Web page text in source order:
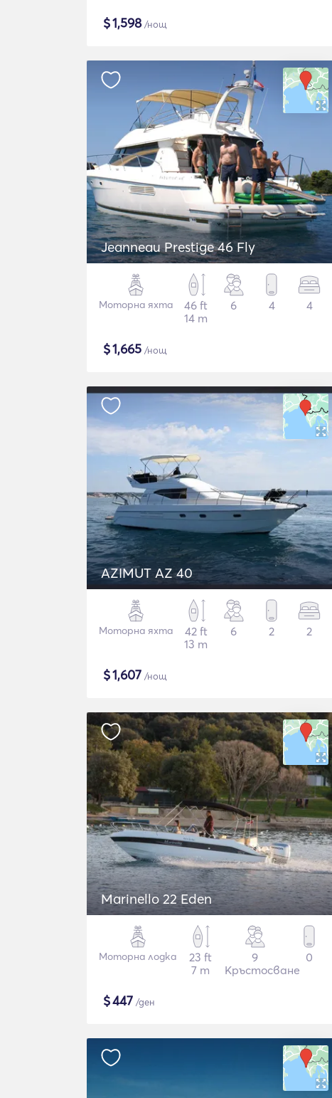
$1,598/нощ
Jeanneau Prestige 46 Fly
Моторна яхта
46 ft
14 m
6 4 4
$1,665 /нощ
AZIMUT AZ 40
Моторна яхта
42 ft
13 m
6 2 2
$1,607 /нощ
Marinello 22 Eden
Моторна лодка
23 ft
7 m
9
Кръстосване
0
$447 /ден